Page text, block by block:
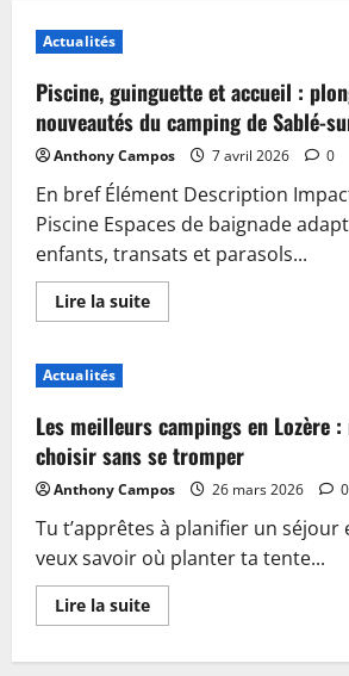
Actualités
Piscine, guinguette et accueil :
nouveautés du camping de Sablé-
Anthony Campos 7 avril 2026 0
En bref Élément Description
Piscine Espaces de baignade
enfants, transats et parasols...
Lire la suiteEn
savoir
accueil
:
plongez
dans
les
nouveautés
du
camping
de
Sablé-
sur-
Sarthe
Actualités
Les meilleurs campings en Lozère
choisir sans se tromper
Anthony Campos 26 mars 2026 0
Tu t’apprêtes à planifier un séjour
veux savoir où planter ta tente...
Lire la suiteEn
savoir